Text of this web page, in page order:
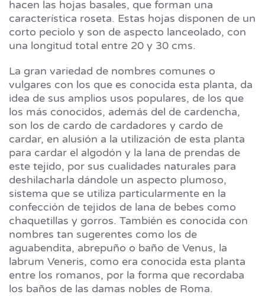
hacen las hojas basales, que forman una
característica roseta. Estas hojas disponen de un
corto peciolo y son de aspecto lanceolado, con
una longitud total entre 20 y 30 cms.
La gran variedad de nombres comunes o
vulgares con los que es conocida esta planta, da
idea de sus amplios usos populares, de los que
los más conocidos, además del de cardencha,
son los de cardo de cardadores y cardo de
cardar, en alusión a la utilización de esta planta
para cardar el algodón y la lana de prendas de
este tejido, por sus cualidades naturales para
deshilacharla dándole un aspecto plumoso,
sistema que se utiliza particularmente en la
confección de tejidos de lana de bebes como
chaquetillas y gorros. También es conocida con
nombres tan sugerentes como los de
aguabendita, abrepuño o baño de Venus, la
labrum Veneris, como era conocida esta planta
entre los romanos, por la forma que recordaba
los baños de las damas nobles de Roma.